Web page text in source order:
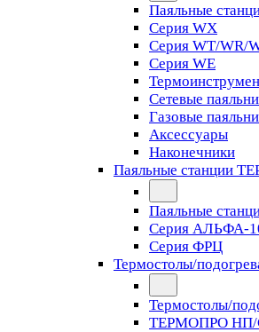
Паяльные
Серия WX
Серия WT/WR/
Серия WE
Сетевые
Газовые
Аксессуары
Наконечники
Паяльные станции
Паяльные
Серия АЛЬФА-
Серия ФРЦ
Термостолы/
Термостолы/
ТЕРМОПРО